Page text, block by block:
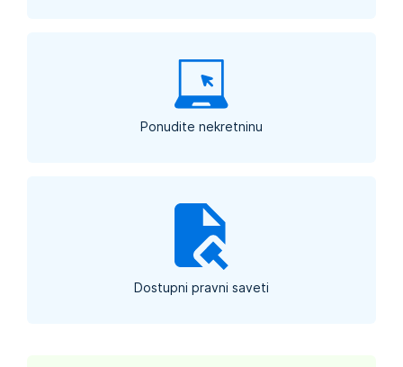
Ponudite nekretninu
Dostupni pravni saveti